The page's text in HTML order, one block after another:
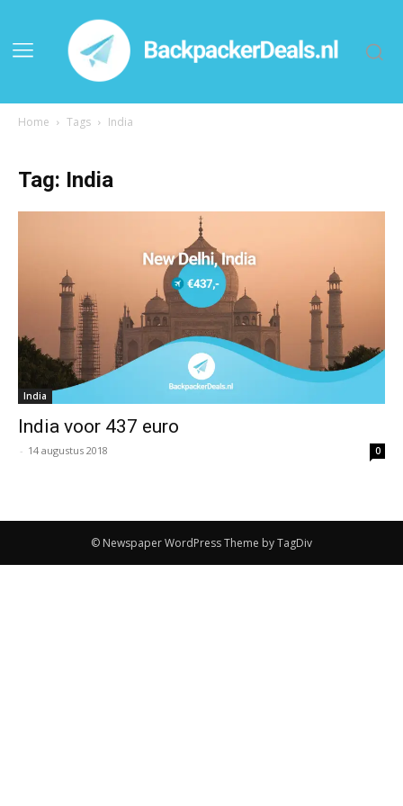
Home Tags India
Tag: India
India
India voor 437 euro
- 14 augustus 2018 0
© Newspaper WordPress Theme by TagDiv